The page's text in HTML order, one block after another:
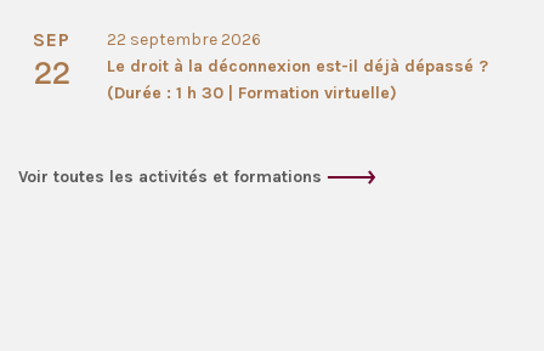
SEP
22
22 septembre 2026
Le droit à la déconnexion est-il déjà dépassé ?
(Durée : 1 h 30 | Formation virtuelle)
Voir toutes les activités et formations